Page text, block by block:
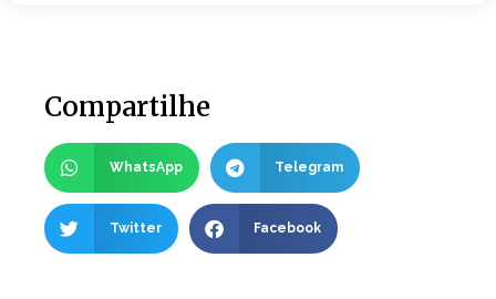
Compartilhe
WhatsApp Telegram
Twitter Facebook